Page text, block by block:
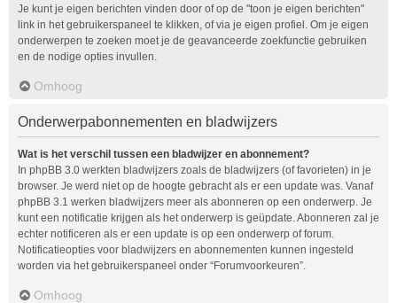
Je kunt je eigen berichten vinden door of op de "toon je eigen berichten"
link in het gebruikerspaneel te klikken, of via je eigen profiel. Om je eigen
onderwerpen te zoeken moet je de geavanceerde zoekfunctie gebruiken
en de nodige opties invullen.
Omhoog
Onderwerpabonnementen en bladwijzers
Wat is het verschil tussen een bladwijzer en abonnement?
In phpBB 3.0 werkten bladwijzers zoals de bladwijzers (of favorieten) in je
browser. Je werd niet op de hoogte gebracht als er een update was. Vanaf
phpBB 3.1 werken bladwijzers meer als abonneren op een onderwerp. Je
kunt een notificatie krijgen als het onderwerp is geüpdate. Abonneren zal je
echter notificeren als er een update is op een onderwerp of forum.
Notificatieopties voor bladwijzers en abonnementen kunnen ingesteld
worden via het gebruikerspaneel onder “Forumvoorkeuren”.
Omhoog